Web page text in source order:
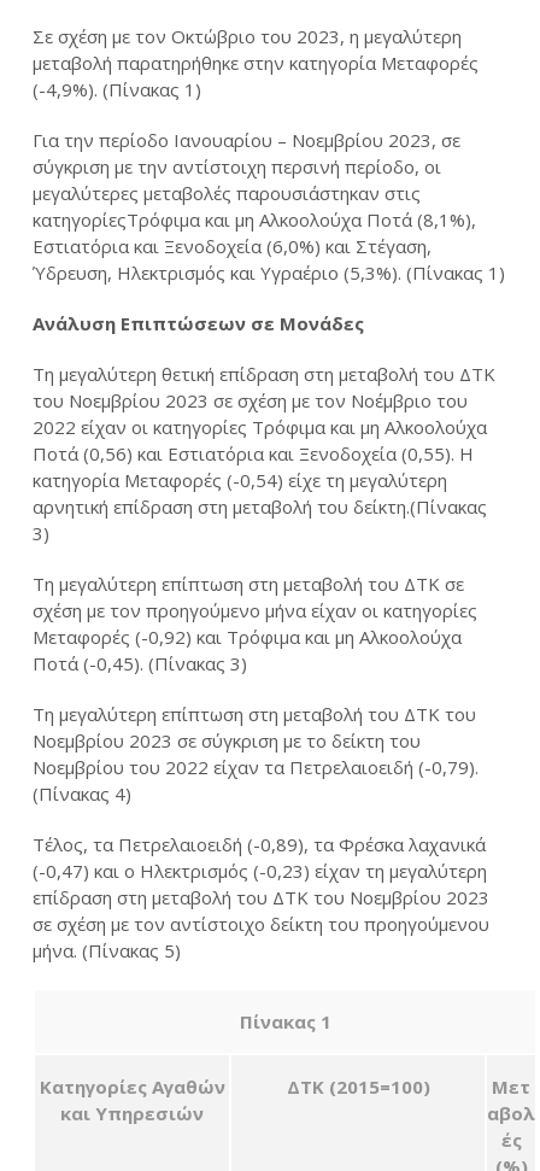
Σε σχέση με τον Οκτώβριο του 2023, η μεγαλύτερη
μεταβολή παρατηρήθηκε στην κατηγορία Μεταφορές
(-4,9%). (Πίνακας 1)
Για την περίοδο Ιανουαρίου – Νοεμβρίου 2023, σε
σύγκριση με την αντίστοιχη περσινή περίοδο, οι
μεγαλύτερες μεταβολές παρουσιάστηκαν στις
κατηγορίεςΤρόφιμα και μη Αλκοολούχα Ποτά (8,1%),
Εστιατόρια και Ξενοδοχεία (6,0%) και Στέγαση,
Ύδρευση, Ηλεκτρισμός και Υγραέριο (5,3%). (Πίνακας 1)
Ανάλυση Επιπτώσεων σε Μονάδες
Τη μεγαλύτερη θετική επίδραση στη μεταβολή του ΔΤΚ
του Νοεμβρίου 2023 σε σχέση με τον Νοέμβριο του
2022 είχαν οι κατηγορίες Τρόφιμα και μη Αλκοολούχα
Ποτά (0,56) και Εστιατόρια και Ξενοδοχεία (0,55). Η
κατηγορία Μεταφορές (-0,54) είχε τη μεγαλύτερη
αρνητική επίδραση στη μεταβολή του δείκτη.(Πίνακας
3)
Τη μεγαλύτερη επίπτωση στη μεταβολή του ΔΤΚ σε
σχέση με τον προηγούμενο μήνα είχαν οι κατηγορίες
Μεταφορές (-0,92) και Τρόφιμα και μη Αλκοολούχα
Ποτά (-0,45). (Πίνακας 3)
Τη μεγαλύτερη επίπτωση στη μεταβολή του ΔΤΚ του
Νοεμβρίου 2023 σε σύγκριση με το δείκτη του
Νοεμβρίου του 2022 είχαν τα Πετρελαιοειδή (-0,79).
(Πίνακας 4)
Τέλος, τα Πετρελαιοειδή (-0,89), τα Φρέσκα λαχανικά
(-0,47) και ο Ηλεκτρισμός (-0,23) είχαν τη μεγαλύτερη
επίδραση στη μεταβολή του ΔΤΚ του Νοεμβρίου 2023
σε σχέση με τον αντίστοιχο δείκτη του προηγούμενου
μήνα. (Πίνακας 5)
Πίνακας 1
Κατηγορίες Αγαθών
και Υπηρεσιών
ΔΤΚ (2015=100)
Μετ
αβολ
ές